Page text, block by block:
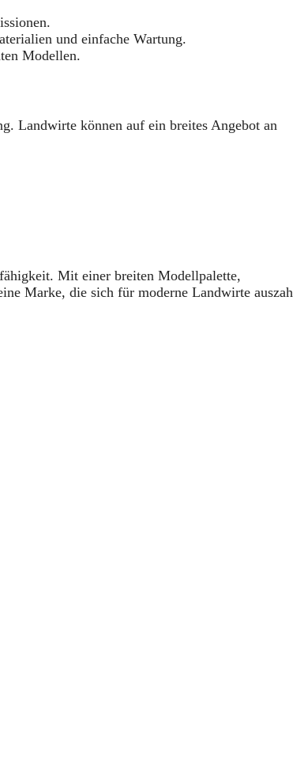
und einfache Wartung.
Modellen.
Landwirte können auf ein breites Angebot an
Mit einer breiten Modellpalette,
Marke, die sich für moderne Landwirte